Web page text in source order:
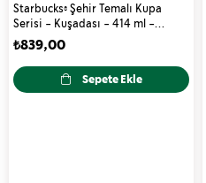
Starbucks® Şehir Temalı Kupa
Serisi - Kuşadası - 414 ml -
11157644
₺839,00
Sepete Ekle